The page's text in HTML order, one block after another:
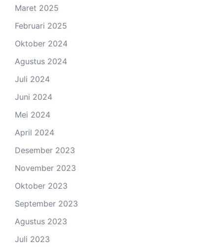
Maret 2025
Februari 2025
Oktober 2024
Agustus 2024
Juli 2024
Juni 2024
Mei 2024
April 2024
Desember 2023
November 2023
Oktober 2023
September 2023
Agustus 2023
Juli 2023